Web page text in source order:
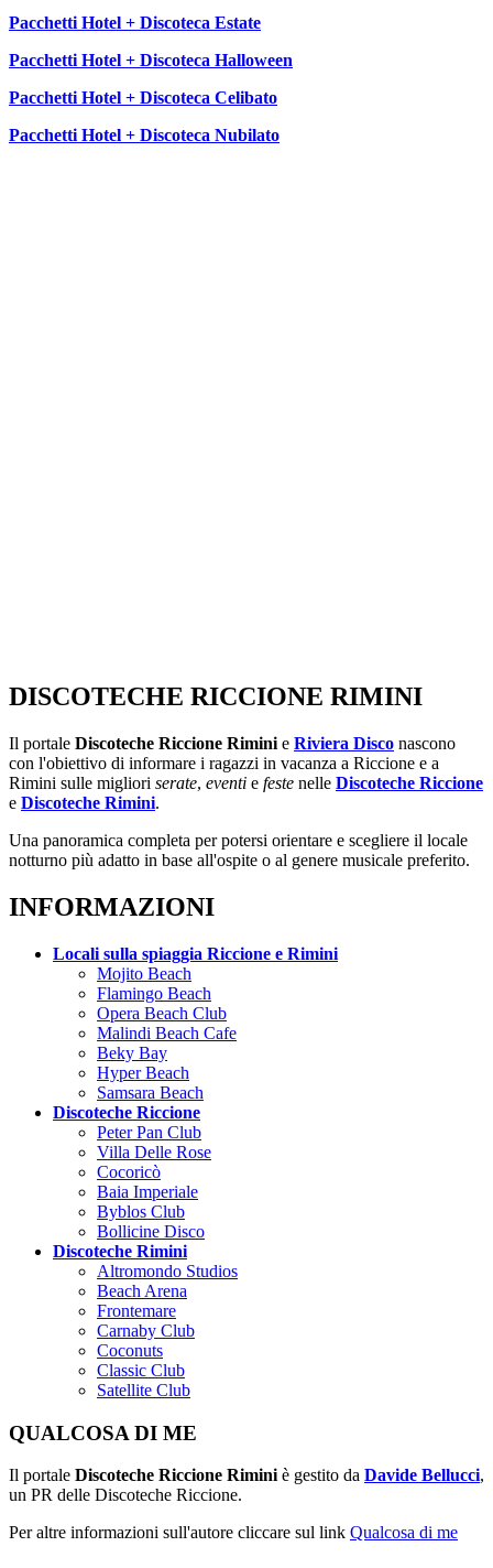
Pacchetti Hotel + Discoteca Estate
Pacchetti Hotel + Discoteca Halloween
Pacchetti Hotel + Discoteca Celibato
Pacchetti Hotel + Discoteca Nubilato
DISCOTECHE RICCIONE RIMINI
Il portale Discoteche Riccione Rimini e Riviera Disco nascono
con l'obiettivo di informare i ragazzi in vacanza a Riccione e a
Rimini sulle migliori serate, eventi e feste nelle Discoteche Riccione
e Discoteche Rimini.
Una panoramica completa per potersi orientare e scegliere il locale
notturno più adatto in base all'ospite o al genere musicale preferito.
INFORMAZIONI
Locali sulla spiaggia Riccione e Rimini
Mojito Beach
Flamingo Beach
Opera Beach Club
Malindi Beach Cafe
Beky Bay
Hyper Beach
Samsara Beach
Discoteche Riccione
Peter Pan Club
Villa Delle Rose
Cocoricò
Baia Imperiale
Byblos Club
Bollicine Disco
Discoteche Rimini
Altromondo Studios
Beach Arena
Frontemare
Carnaby Club
Coconuts
Classic Club
Satellite Club
QUALCOSA DI ME
Il portale Discoteche Riccione Rimini è gestito da Davide Bellucci,
un PR delle Discoteche Riccione.
Per altre informazioni sull'autore cliccare sul link Qualcosa di me